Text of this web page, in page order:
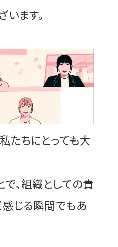
います。
たちにとっても大
、組織としての責
じる瞬間でもあ